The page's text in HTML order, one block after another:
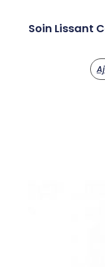
Soin Lissant